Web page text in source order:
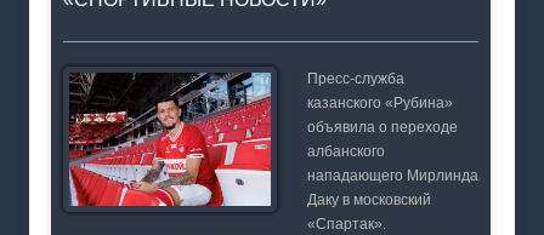
Пресс-служба
казанского «Рубина»
объявила о переходе
албанского
нападающего Мирлинда
Даку в московский
«Спартак».